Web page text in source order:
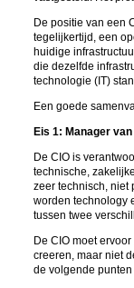
De positie van een
tegelijkertijd, een
huidige
die dezelfde
technologie (IT)
Een goede
Eis 1: Manager
De CIO is
technische,
zeer technisch, niet
worden technology
tussen twee
De CIO moet
creeren, maar niet
de volgende